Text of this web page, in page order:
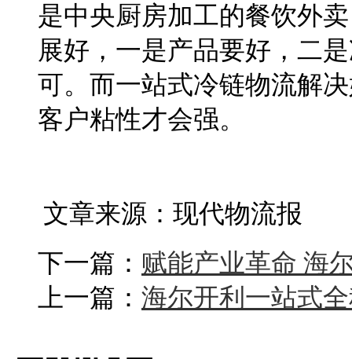
是中央厨房加工的餐饮外
展好，一是产品要好，二
可。而一站式冷链物流解
客户粘性才会强。
文章来源：现代物流报
下一篇： 赋能产业革命 海
上一篇： 海尔开利一站式